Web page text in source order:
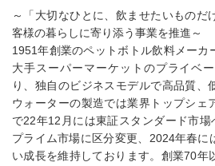
～「大切なひとに、飲ませたいものだ
客様の暮らしに寄り添う事業を推進～
1951年創業のペットボトル飲料メーカ
大手スーパーマーケットのプライベ
り、独自のビジネスモデルで高品質、
ウォーターの製造では業界トップシェ
で22年12月には東証スタンダード市
プライム市場に区分変更、2024年春に
い成長を維持しております。創業70年